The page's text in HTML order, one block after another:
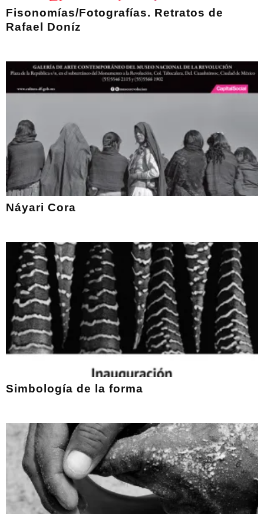
Fisonomías/Fotografías. Retratos de
Rafael Doníz
Náyari Cora
Simbología de la forma